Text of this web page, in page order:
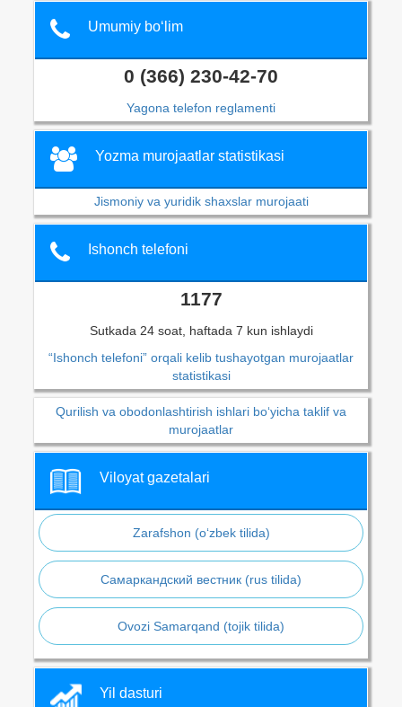
Umumiy bo‘lim
0 (366) 230-42-70
Yagona telefon reglamenti
Yozma murojaatlar statistikasi
Jismoniy va yuridik shaxslar murojaati
Ishonch telefoni
1177
Sutkada 24 soat, haftada 7 kun ishlaydi
“Ishonch telefoni” orqali kelib tushayotgan murojaatlar
statistikasi
Qurilish va obodonlashtirish ishlari bo‘yicha taklif va
murojaatlar
Viloyat gazetalari
Zarafshon (o‘zbek tilida)
Самаркандский вестник (rus tilida)
Ovozi Samarqand (tojik tilida)
Yil dasturi